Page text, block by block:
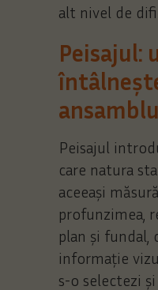
alt nivel de
Peisajul:
ansamblu
Peisajul
care natura
aceeași
profunzimea,
plan și fundal,
informație
s-o selectezi